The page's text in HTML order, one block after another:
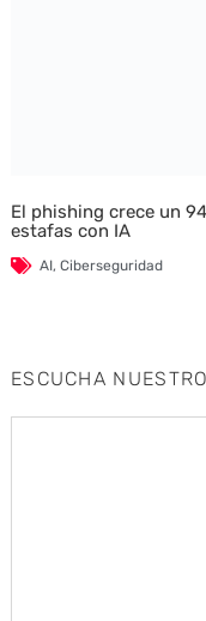
El phishing crece un
estafas con IA
AI, Ciberseguridad
ESCUCHA NUESTRO